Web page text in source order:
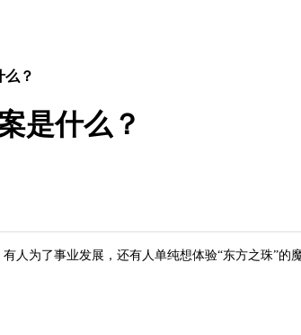
么？
是什么？
人为了事业发展，还有人单纯想体验“东方之珠”